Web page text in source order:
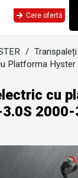
Cere ofertă
/ Transpaleți
Platforma Hyster
cu